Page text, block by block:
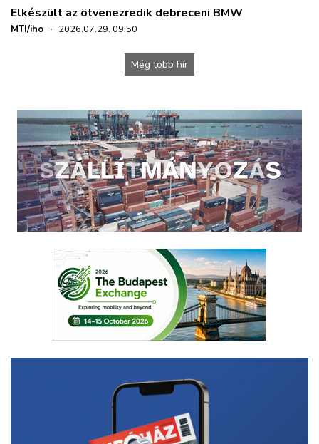
Elkészült az ötvenezredik debreceni BMW
MTI/iho · 2026.07.29. 09:50
Még több hír